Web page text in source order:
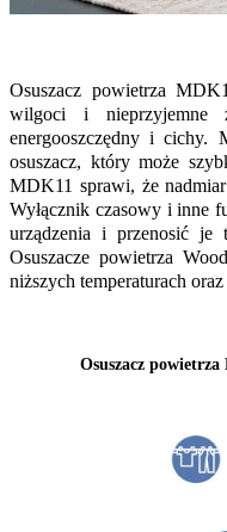
Osuszacz powietrza
wilgoci i nieprzyjemne
energooszczędny i
osuszacz, który może
MDK11 sprawi, że
Wyłącznik czasowy i inne
urządzenia i przenosić je
Osuszacze powietrza
niższych temperaturach
Osuszacz